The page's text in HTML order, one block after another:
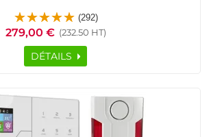
Alarme HA-VGT Appartement
(292)
279,00 € (232.50 HT)
DÉTAILS